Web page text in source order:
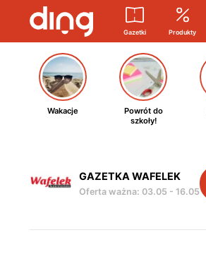
Gazetki Produkty
Wakacje
Powrót do
szkoły!
GAZETKA WAFELEK
Oferta ważna: 03.05 - 16.05